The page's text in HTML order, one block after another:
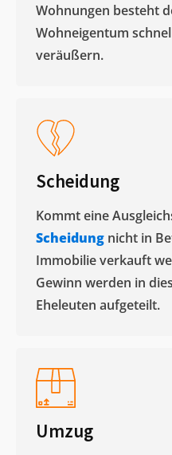
Wohnungen besteht
Wohneigentum
veräußern. ​
Scheidung
Kommt eine
Scheidung nicht in
Immobilie verkauft
Gewinn werden in
Eheleuten aufgeteilt.​
Umzug